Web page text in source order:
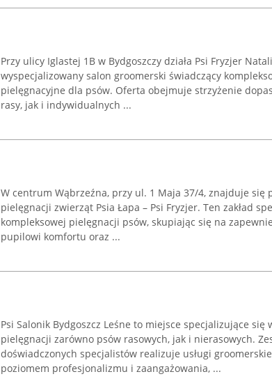
Przy ulicy Iglastej 1B w Bydgoszczy działa Psi Fryzjer
wyspecjalizowany salon groomerski świadczący
pielęgnacyjne dla psów. Oferta obejmuje strzyżenie
rasy, jak i indywidualnych ...
W centrum Wąbrzeźna, przy ul. 1 Maja 37/4, znajduje się
pielęgnacji zwierząt Psia Łapa – Psi Fryzjer. Ten zakład
kompleksowej pielęgnacji psów, skupiając się na
pupilowi komfortu oraz ...
Psi Salonik Bydgoszcz Leśne to miejsce specjalizujące się
pielęgnacji zarówno psów rasowych, jak i nierasowych.
doświadczonych specjalistów realizuje usługi
poziomem profesjonalizmu i zaangażowania, ...